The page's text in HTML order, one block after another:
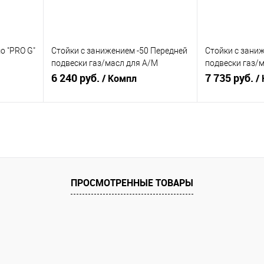
"PRO G"
Стойки с занижением -50 Передней
подвески газ/масл для A/M
Десятого семейства
(АК110.2905.002/003-50)
6 240 руб. / Компл
Стойки с
подвески газ/
"Альтернатива"
7 735 руб. /
ПРОСМОТРЕННЫЕ ТОВАРЫ